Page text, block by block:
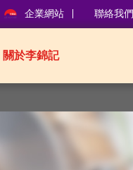
企業網站 聯絡我們
關於李錦記